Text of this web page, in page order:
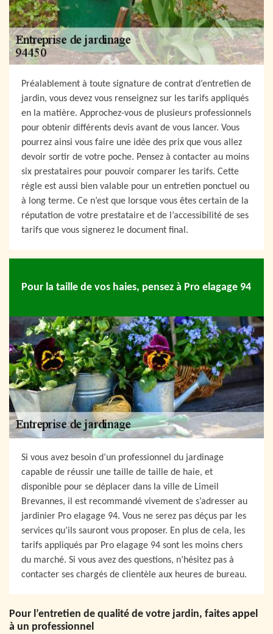
Préalablement à toute signature de contrat d’entretien de
jardin, vous devez vous renseignez sur les tarifs appliqués
en la matière. Approchez-vous de plusieurs professionnels
pour obtenir différents devis avant de vous lancer. Vous
pourrez ainsi vous faire une idée des prix que vous allez
devoir sortir de votre poche. Pensez à contacter au moins
six prestataires pour pouvoir comparer les tarifs. Cette
règle est aussi bien valable pour un entretien ponctuel ou
à long terme. Ce n’est que lorsque vous êtes certain de la
réputation de votre prestataire et de l’accessibilité de ses
tarifs que vous signerez le document final.
Pour la taille de vos haies, pensez à Pro elagage 94
Si vous avez besoin d’un professionnel du jardinage
capable de réussir une taille de taille de haie, et
disponible pour se déplacer dans la ville de Limeil
Brevannes, il est recommandé vivement de s’adresser au
jardinier Pro elagage 94. Vous ne serez pas déçus par les
services qu’ils sauront vous proposer. En plus de cela, les
tarifs appliqués par Pro elagage 94 sont les moins chers
du marché. Si vous avez des questions, n’hésitez pas à
contacter ses chargés de clientèle aux heures de bureau.
Pour l’entretien de qualité de votre jardin, faites appel
à un professionnel